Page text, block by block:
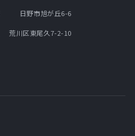
日野市旭が丘6-6
荒川区東尾久7-2-10